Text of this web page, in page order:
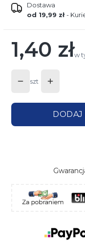
Dostawa
od 19,99 zł-
Cena
1,40 złw
w
szt